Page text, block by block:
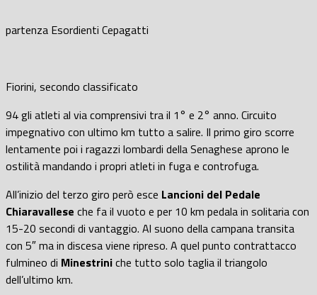
partenza Esordienti Cepagatti
Fiorini, secondo classificato
94 gli atleti al via comprensivi tra il 1° e 2° anno. Circuito
impegnativo con ultimo km tutto a salire. Il primo giro scorre
lentamente poi i ragazzi lombardi della Senaghese aprono le
ostilità mandando i propri atleti in fuga e controfuga.
All’inizio del terzo giro però esce Lancioni del Pedale
Chiaravallese che fa il vuoto e per 10 km pedala in solitaria con
15-20 secondi di vantaggio. Al suono della campana transita
con 5″ ma in discesa viene ripreso. A quel punto contrattacco
fulmineo di Minestriniche tutto solo taglia il triangolo
dell’ultimo km.